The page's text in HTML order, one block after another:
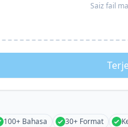
Saiz fail
100+ Bahasa 30+ Format